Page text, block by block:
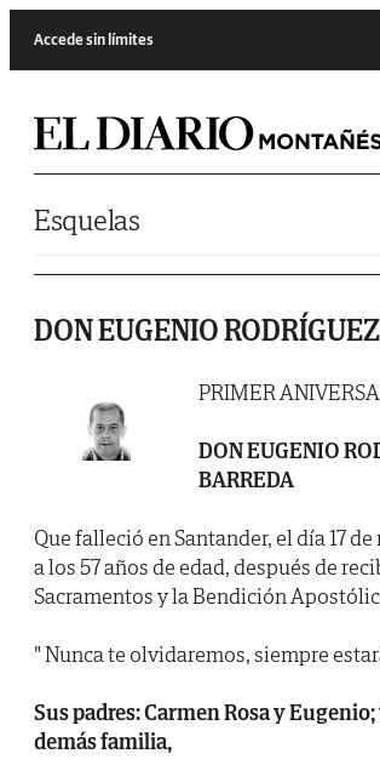
Accede sin límites
Esquelas
DON EUGENIO
PRIMER
DON EUGENIO
BARREDA
Que falleció en Santander, el día 17
a los 57 años de edad, después de
Sacramentos y la Bendición
" Nunca te olvidaremos, siempre
Sus padres: Carmen Rosa y
demás familia,